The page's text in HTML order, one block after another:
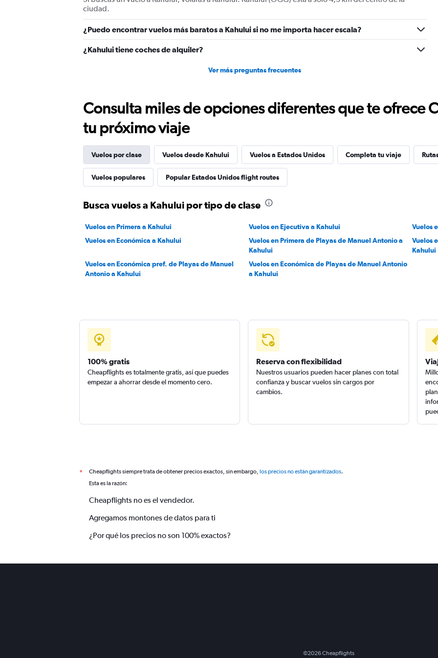
values.
Range:
0
to
1200.
ciudad.
¿Puedo encontrar vuelos más baratos a Kahului si no me importa hacer escala?
¿Kahului tiene coches de alquiler?
Ver más preguntas frecuentes
Consulta miles de opciones diferentes que te ofrece
tu próximo viaje
Vuelos por clase Vuelos desde Kahului Vuelos a Estados Unidos Completa tu viaje
Vuelos populares Popular Estados Unidos flight routes
Busca vuelos a Kahului por tipo de clase
Vuelos en Primera a Kahului Vuelos en Ejecutiva a Kahului
Vuelos
Vuelos en Económica a Kahului
Vuelos en Primera de Playas de Manuel Antonio a
Kahului
Vuelos
Kahului
Vuelos en Económica pref. de Playas de Manuel
Antonio a Kahului
Vuelos en Económica de Playas de Manuel Antonio
a Kahului
100% gratis
Cheapflights es totalmente gratis, así que puedes
empezar a ahorrar desde el momento cero.
Reserva con flexibilidad
Nuestros usuarios pueden hacer planes con total
confianza y buscar vuelos sin cargos por
cambios.
* Cheapflights siempre trata de obtener precios exactos, sin embargo, los precios no están garantizados.
Esta es la razón:
Cheapflights no es el vendedor.
Agregamos montones de datos para ti
¿Por qué los precios no son 100% exactos?
©2026Cheapflights